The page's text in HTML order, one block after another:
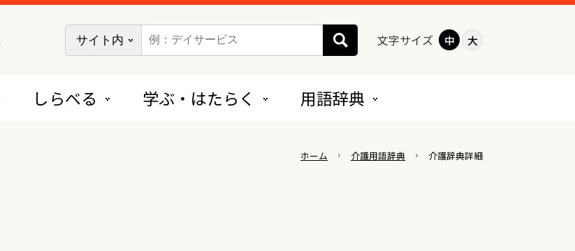
文字サイズ 中 大
地域密着型サービス
しらべる 学ぶ・はたらく 用語辞典
ホーム 介護用語辞典 介護辞典詳細